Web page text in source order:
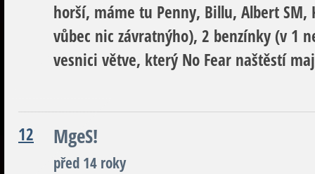
horší, máme tu Penny, Billu, Albert SM,
vůbec nic závratnýho), 2 benzínky (v 1
vesnici větve, který No Fear naštěstí maj
12 MgeS!
před 14 roky